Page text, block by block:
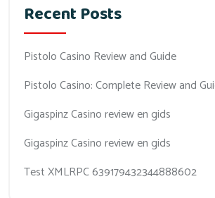
Recent Posts
Pistolo Casino Review and Guide
Pistolo Casino: Complete Review and
Gigaspinz Casino review en gids
Gigaspinz Casino review en gids
Test XMLRPC 639179432344888602